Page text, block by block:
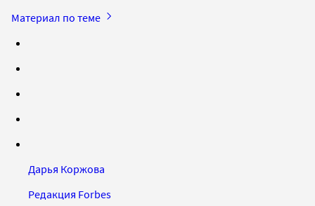
Материал по теме
Дарья Коржова
Редакция Forbes